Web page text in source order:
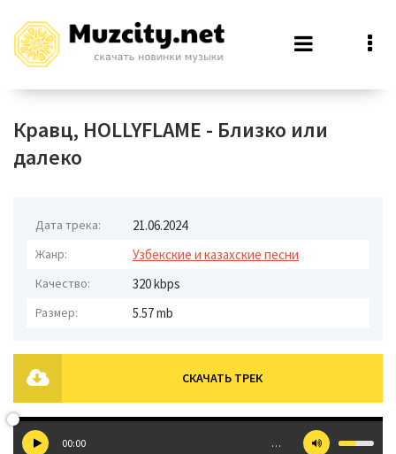
Кравц, HOLLYFLAME - Близко или
далеко
Дата трека: 21.06.2024
Жанр: Узбекские и казахские песни
Качество: 320 kbps
Размер: 5.57 mb
СКАЧАТЬ ТРЕК
00:00 …